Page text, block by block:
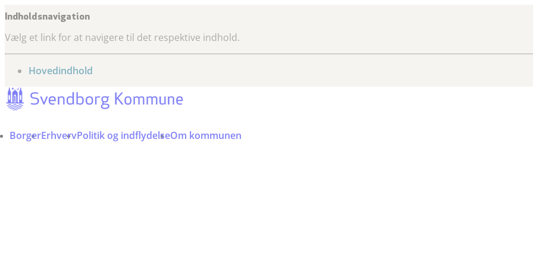
Indholdsnavigation
Vælg et link for at navigere til det respektive indhold.
gå til
Hovedindhold
BorgerErhvervPolitik og indflydelseOm kommunen